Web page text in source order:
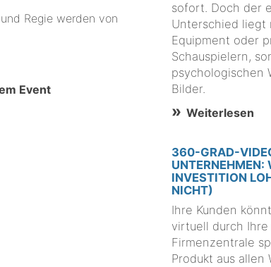
Regie werden von
Event
sofort. Doch der
Unterschied liegt
Equipment oder
Schauspielern,
psychologischen
Bilder.
Weiterlesen
360-GRAD-
UNTERNEHMEN:
INVESTITION
NICHT)
Ihre Kunden
virtuell durch Ihre
Firmenzentrale
Produkt aus allen